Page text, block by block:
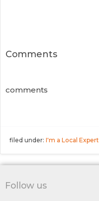
Comments
comments
filed under: I'm a Local Expert
Follow us